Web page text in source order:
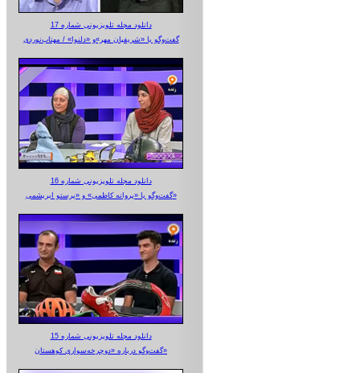
دانلود مجله تلویزیونی شماره 17
گفت‌وگو با «شریفیان مهر»‌و «دلنوا» / مهتاب‌نوردی
دانلود مجله تلویزیونی شماره 16
گفت‌وگو با «پروانه کاظمی» و «پرستو‌ ابریشمی»
دانلود مجله تلویزیونی شماره 15
گفت‌وگو درباره «دوچرخه‌سواری کوهستان»